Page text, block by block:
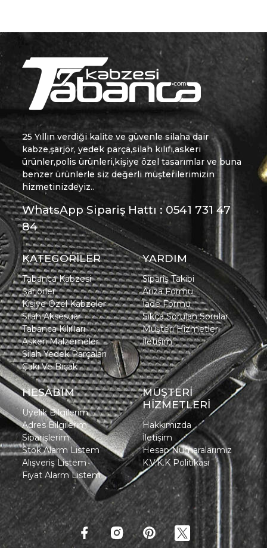
25 Yıllın verdiği kalite ve güvenle silaha dair
kabze,şarjör, yedek parça,silah kılıfı,askeri
ürünler,polis ürünleri,kişiye özel tasarımlar ve buna
benzer ürünlerle siz değerli müşterilerimizin
hizmetinizdeyiz..
WhatsApp Sipariş Hattı : 0541 731 47
84
KATEGORİLER
Tabanca Kabzesi
Şarjörler
Kişiye Özel Kabzeler
Silah Aksesuar
Tabanca Kılıfları
Askeri Malzemeler
Silah Yedek Parçaları
Çakı Ve Bıçak
YARDIM
Sipariş Takibi
Arıza Formu
İade Formu
Sıkça Sorulan Sorular
Müşteri Hizmetleri
İletişim
HESABIM
Üyelik Bilgilerim
Adres Bilgilerim
Siparişlerim
Stok Alarm Listem
Alışveriş Listem
Fiyat Alarm Listem
MÜŞTERİ
HİZMETLERİ
Hakkımızda
İletişim
Hesap Numaralarımız
K.V.K.K Politikası